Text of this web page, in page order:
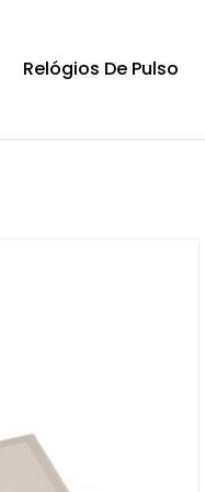
Relógios De Pulso